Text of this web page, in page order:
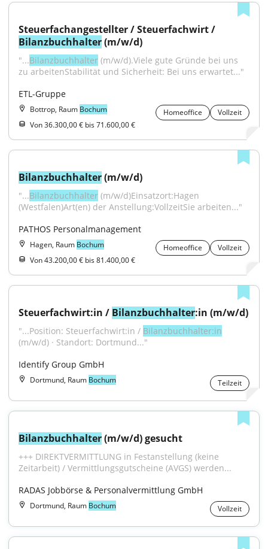
Bilanzbuchhalter (m/w/d)
"...Bilanzbuchhalter (m/w/d).Viele gute Gründe bei uns
zu arbeitenStabilität und Sicherheit: Bei uns erwartet..."
ETL-Gruppe
Bottrop, Raum Bochum Homeoffice
Vollzeit
Von 36.300,00 € bis 71.600,00 €
Bilanzbuchhalter (m/w/d)
"...Bilanzbuchhalter (m/w/d)Einsatzort:Hagen
(Westfalen)Art(en) der Anstellung:VollzeitSie arbeiten..."
PATHOS Personalmanagement
Hagen, Raum Bochum Homeoffice
Vollzeit
Von 43.200,00 € bis 81.400,00 €
Steuerfachwirt:in / Bilanzbuchhalter:in (m/w/d)
"...Position: Steuerfachwirt:in / Bilanzbuchhalter:in
(m/w/d) · Standort: Dortmund..."
Identify Group GmbH
Dortmund, Raum Bochum Teilzeit
Bilanzbuchhalter (m/w/d) gesucht
+++ DIREKTVERMITTLUNG in Festanstellung (keine
Zeitarbeit) / Vermittlungsgutscheine (AVGS) werden...
RADAS Jobbörse & Personalvermittlung GmbH
Dortmund, Raum Bochum Vollzeit